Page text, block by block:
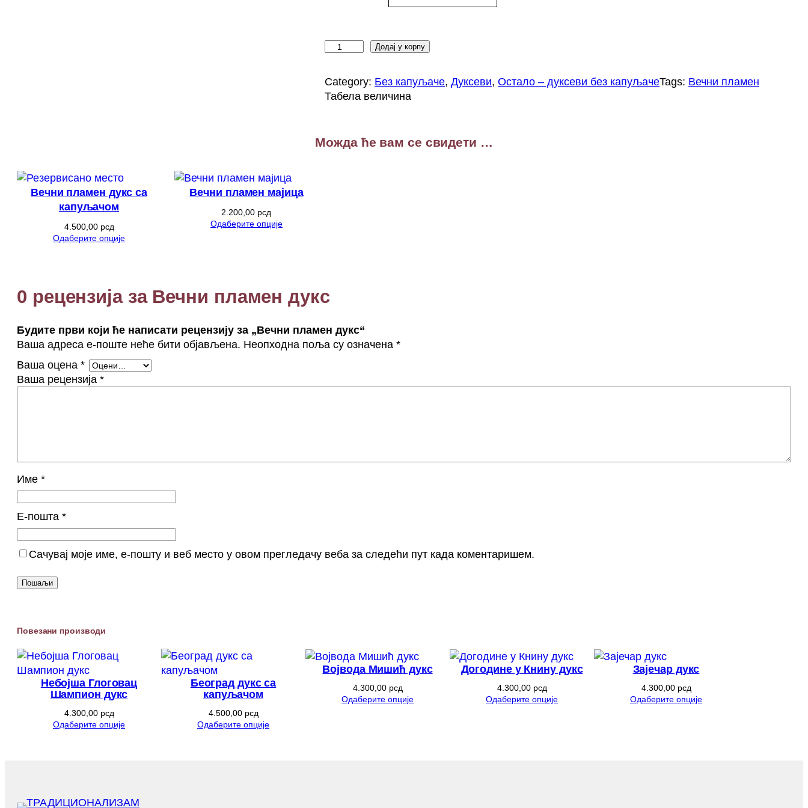
ч
н
а
л
и
и
н
Додај у корпу
Category: Без капуљаче, Дуксеви, Остало – дуксеви без капуљачеTags: Вечни пламен
Табела величина
Можда ће вам се свидети …
Вечни пламен дукс са
капуљачом
4.500,00 рсд
Одаберите опције
Вечни пламен мајица
2.200,00 рсд
Одаберите опције
0 рецензија за Вечни пламен дукс
Будите први који ће написати рецензију за „Вечни пламен дукс“
Ваша адреса е-поште неће бити објављена. Неопходна поља су означена *
Ваша оцена *
Ваша рецензија *
Име *
Е-пошта *
Сачувај моје име, е-пошту и веб место у овом прегледачу веба за следећи пут када коментаришем.
Повезани производи
Небојша Глоговац
Шампион дукс
4.300,00 рсд
Одаберите опције
Београд дукс са
капуљачом
4.500,00 рсд
Одаберите опције
Војвода Мишић дукс
4.300,00 рсд
Одаберите опције
Догодине у Книну дукс
4.300,00 рсд
Одаберите опције
Зајечар дукс
4.300,00 рсд
Одаберите опције